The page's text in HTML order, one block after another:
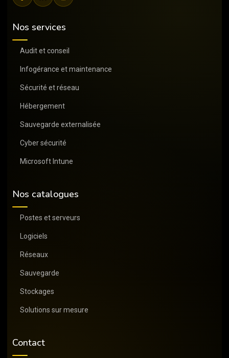
Nos services
Audit et conseil
Infogérance et maintenance
Sécurité et réseau
Hébergement
Sauvegarde externalisée
Cyber sécurité
Microsoft Intune
Nos catalogues
Postes et serveurs
Logiciels
Réseaux
Sauvegarde
Stockages
Solutions sur mesure
Contact